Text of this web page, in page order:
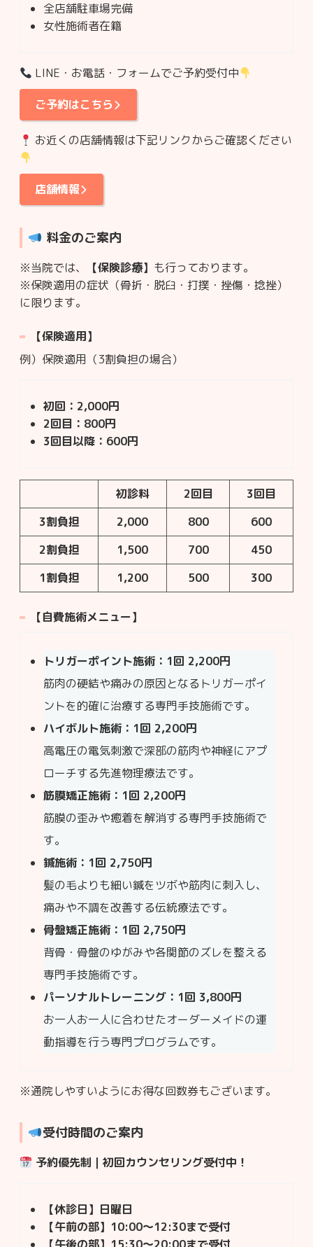
全店舗駐車場完備
女性施術者在籍
LINE・お電話・フォームでご予約受付中
ご予約はこちら
お近くの店舗情報は下記リンクからご確認ください
店舗情報
料金のご案内
※当院では、 【保険診療】 も行っております。
※保険適用の症状（骨折・脱臼・打撲・挫傷・捻挫）
に限ります。
【保険適用】
例）保険適用（3割負担の場合）
初回：2,000円
2回目：800円
3回目以降：600円
初診料 2回目
3回目
3割負担
2,000 800
600
2割負担
1,500 700
450
1割負担
1,200 500 300
【自費施術メニュー】
トリガーポイント施術：1回 2,200円
筋肉の硬結や痛みの原因となるトリガーポイ
ントを的確に治療する専門手技施術です。
ハイボルト施術：1回 2,200円
高電圧の電気刺激で深部の筋肉や神経にアプ
ローチする先進物理療法です。
筋膜矯正施術：1回 2,200円
筋膜の歪みや癒着を解消する専門手技施術で
す。
鍼施術：1回 2,750円
髪の毛よりも細い鍼をツボや筋肉に刺入し、
痛みや不調を改善する伝統療法です。
骨盤矯正施術：1回 2,750円
背骨・骨盤のゆがみや各関節のズレを整える
専門手技施術です。
パーソナルトレーニング：1回 3,800円
お一人お一人に合わせたオーダーメイドの運
動指導を行う専門プログラムです。
※通院しやすいようにお得な回数券もございます。
受付時間のご案内
予約優先制｜初回カウンセリング受付中！
【休診日】 日曜日
【午前の部】 10:00～12:30まで受付